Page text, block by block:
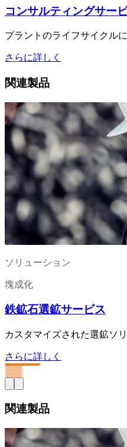
コンサルティングサー
プラントのライフサイクル
さらに詳しく
関連製品
ソリューション
塊成化
鉄鉱石選鉱サービス
カスタマイズされた選鉱ソ
さらに詳しく
関連製品